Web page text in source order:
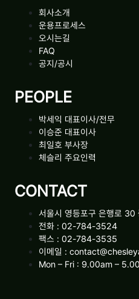
회사소개
운용프로세스
오시는길
FAQ
공지/공시
PEOPLE
박세익 대표이사/전무
이승준 대표이사
최일호 부사장
체슬리 주요인력
CONTACT
서울시 영등포구 은행로 30
전화 : 02-784-3524
팩스 : 02-784-3535
이메일 :
Mon – Fri : 9.00am –